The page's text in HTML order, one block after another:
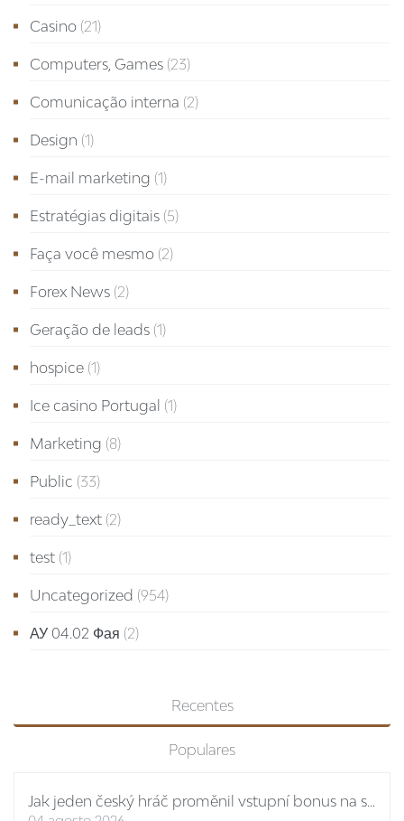
Casino (21)
Computers, Games (23)
Comunicação interna (2)
Design (1)
E-mail marketing (1)
Estratégias digitais (5)
Faça você mesmo (2)
Forex News (2)
Geração de leads (1)
hospice (1)
Ice casino Portugal (1)
Marketing (8)
Public (33)
ready_text (2)
test (1)
Uncategorized (954)
АУ 04.02 Фая (2)
Recentes
Populares
Jak jeden český hráč proměnil vstupní bonus na stovky eur: případová studie Spinboss casino